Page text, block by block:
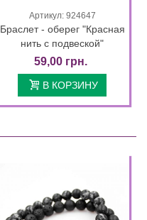
Артикул: 924647
Браслет - оберег "Красная
нить с подвеской"
59,00 грн.
В КОРЗИНУ